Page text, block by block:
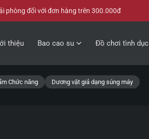
phòng đối với đơn hàng trên 300.000đ
thiệu Bao cao su Đồ chơi tình dục
Chức năng Dương vật giả dạng súng máy